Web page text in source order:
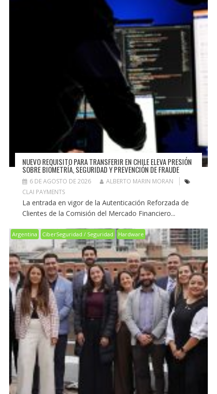
NUEVO REQUISITO PARA TRANSFERIR EN CHILE ELEVA PRESIÓN
SOBRE BIOMETRÍA, SEGURIDAD Y PREVENCIÓN DE FRAUDE
6 DE AGOSTO DE 2026
ALBERTO MARIN MORAN
CLAI PAYMENTS
La entrada en vigor de la Autenticación Reforzada de
Clientes de la Comisión del Mercado Financiero...
Argentina CiberSeguridad / Seguridad Hardware